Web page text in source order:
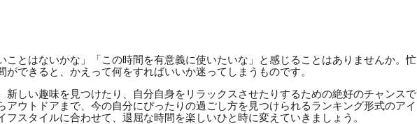
ことはないかな」「この時間を有意義に使いたいな」と感じることはありませんか。忙
ができると、かえって何をすればいいか迷ってしまうものです。
新しい趣味を見つけたり、自分自身をリラックスさせたりするための絶好のチャンスで
アウトドアまで、今の自分にぴったりの過ごし方を見つけられるランキング形式のアイ
フスタイルに合わせて、退屈な時間を楽しいひと時に変えていきましょう。